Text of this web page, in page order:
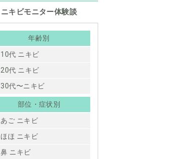
ニキビモニター体験談
年齢別
10代 ニキビ
20代 ニキビ
30代〜ニキビ
部位・症状別
あご ニキビ
ほほ ニキビ
鼻 ニキビ